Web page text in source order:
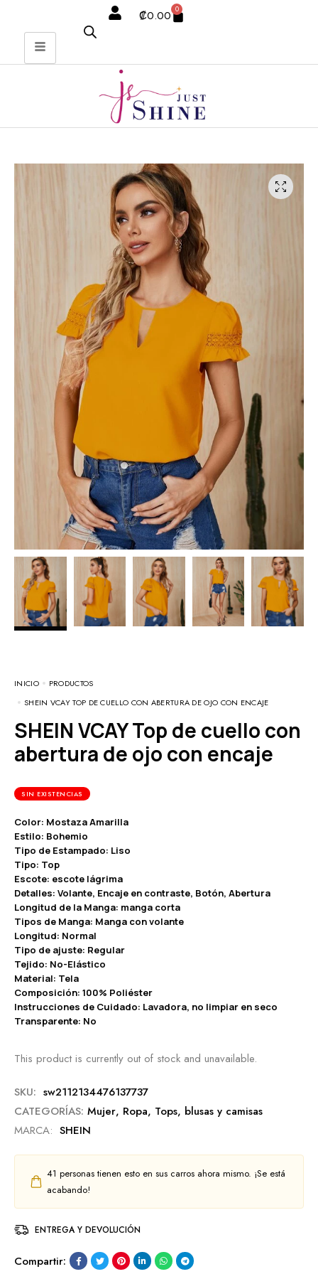
₡0.00 0
INICIO
PRODUCTOS
SHEIN VCAY TOP DE CUELLO CON ABERTURA DE OJO CON ENCAJE
SHEIN VCAY Top de cuello con
abertura de ojo con encaje
SIN EXISTENCIAS
Color: Mostaza Amarilla
Estilo: Bohemio
Tipo de Estampado: Liso
Tipo: Top
Escote: escote lágrima
Detalles: Volante, Encaje en contraste, Botón, Abertura
Longitud de la Manga: manga corta
Tipos de Manga: Manga con volante
Longitud: Normal
Tipo de ajuste: Regular
Tejido: No-Elástico
Material: Tela
Composición: 100% Poliéster
Instrucciones de Cuidado: Lavadora, no limpiar en seco
Transparente: No
This product is currently out of stock and unavailable.
SKU: sw2112134476137737
CATEGORÍAS: Mujer, Ropa, Tops, blusas y camisas
MARCA: SHEIN
41 personas tienen esto en sus carros ahora mismo. ¡Se está
acabando!
ENTREGA Y DEVOLUCIÓN
Compartir: